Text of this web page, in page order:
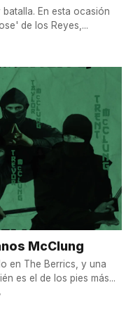
En esta ocasión
de los Reyes,...
McClung
en The Berrics, y una
es el de los pies más...